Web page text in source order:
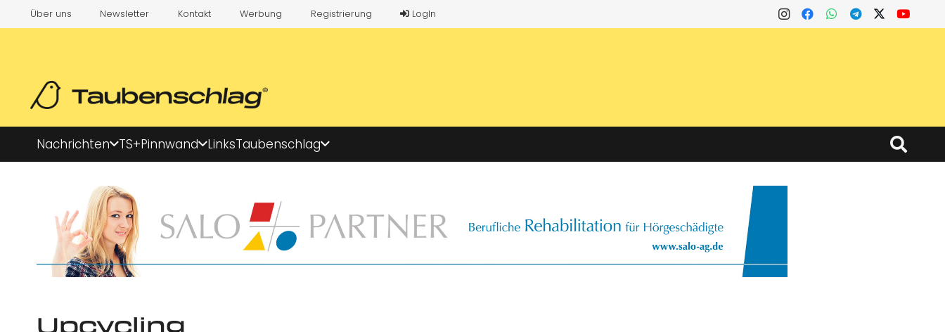
Über uns Newsletter Kontakt Werbung Registrierung LogIn
Nachrichten TS+Pinnwand LinksTaubenschlag
Upcycling